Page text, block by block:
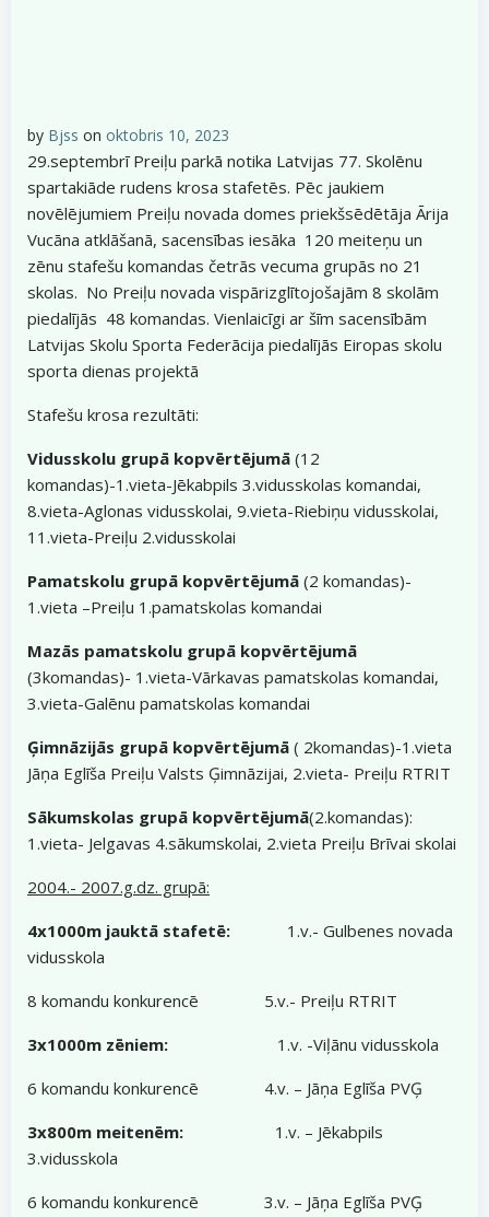
by Bjss on oktobris 10, 2023
29.septembrī Preiļu parkā notika Latvijas 77. Skolēnu
spartakiāde rudens krosa stafetēs. Pēc jaukiem
novēlējumiem Preiļu novada domes priekšsēdētāja Ārija
Vucāna atklāšanā, sacensības iesāka 120 meiteņu un
zēnu stafešu komandas četrās vecuma grupās no 21
skolas. No Preiļu novada vispārizglītojošajām 8 skolām
piedalījās 48 komandas. Vienlaicīgi ar šīm sacensībām
Latvijas Skolu Sporta Federācija piedalījās Eiropas skolu
sporta dienas projektā
Stafešu krosa rezultāti:
Vidusskolu grupā kopvērtējumā (12
komandas)-1.vieta-Jēkabpils 3.vidusskolas komandai,
8.vieta-Aglonas vidusskolai, 9.vieta-Riebiņu vidusskolai,
11.vieta-Preiļu 2.vidusskolai
Pamatskolu grupā kopvērtējumā (2 komandas)-
1.vieta –Preiļu 1.pamatskolas komandai
Mazās pamatskolu grupā kopvērtējumā
(3komandas)- 1.vieta-Vārkavas pamatskolas komandai,
3.vieta-Galēnu pamatskolas komandai
Ģimnāzijās grupā kopvērtējumā ( 2komandas)-1.vieta
Jāņa Eglīša Preiļu Valsts Ģimnāzijai, 2.vieta- Preiļu RTRIT
Sākumskolas grupā kopvērtējumā(2.komandas):
1.vieta- Jelgavas 4.sākumskolai, 2.vieta Preiļu Brīvai skolai
2004.- 2007.g.dz. grupā:
4x1000m jauktā stafetē: 1.v.- Gulbenes novada
vidusskola
8 komandu konkurencē 5.v.- Preiļu RTRIT
3x1000m zēniem:
1.v. -Viļānu vidusskola
6 komandu konkurencē 4.v. – Jāņa Eglīša PVĢ
3x800m meitenēm:
1.v. – Jēkabpils
3.vidusskola
6 komandu konkurencē 3.v. – Jāņa Eglīša PVĢ